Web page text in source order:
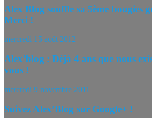
Alex Blog souffle sa 5ème bougies
Merci !
mercredi 15 août 2012
Alex’blog : Déjà 4 ans que nous
vous !
mercredi 9 novembre 2011
Suivez Alex’Blog sur Google+ !